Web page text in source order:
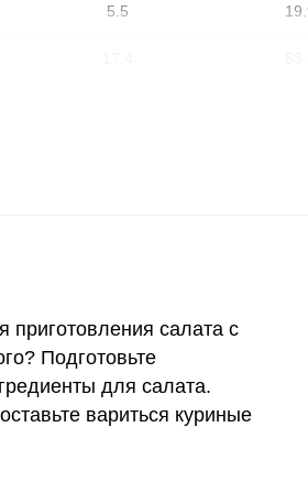
5.5
4.9
приготовления салата с
Подготовьте
для салата.
вариться куриные
социальных сетей: